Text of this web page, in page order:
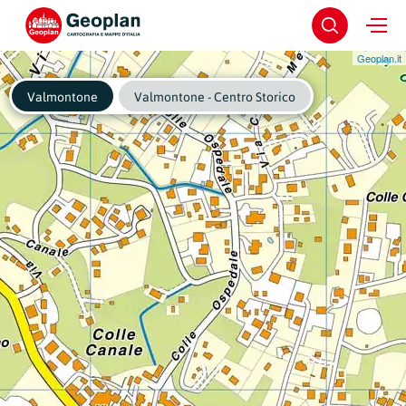
Geoplan.it
Valmontone Valmontone - Centro Storico